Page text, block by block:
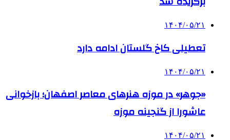
۱۴۰۴/۰۵/۲۱
تعطیلی کاخ گلستان ادامه دارد
۱۴۰۴/۰۵/۲۱
«جوهر» در موزه هنرهای معاصر اصفهان؛ بازخوانی
عاشورا از گنجینه موزه
۱۴۰۴/۰۵/۲۱